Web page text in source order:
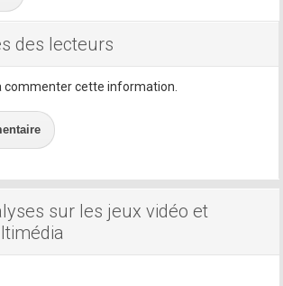
des lecteurs
commenter cette information.
sur les jeux vidéo et